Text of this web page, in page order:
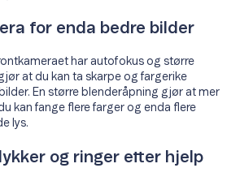
for enda bedre bilder
har autofokus og større
at du kan ta skarpe og fargerike
En større blenderåpning gjør at mer
kan fange flere farger og enda flere
lys.
og ringer etter hjelp